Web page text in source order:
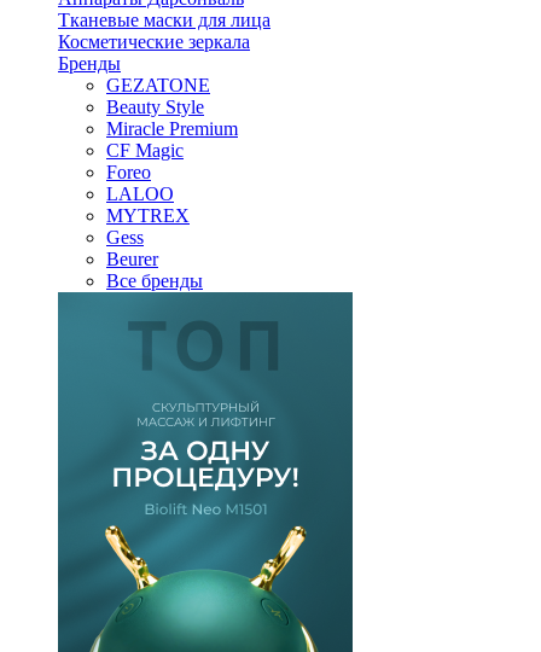
Тканевые маски для лица
Косметические зеркала
Бренды
GEZATONE
Beauty Style
Miracle Premium
CF Magic
Foreo
LALOO
MYTREX
Gess
Beurer
Все бренды